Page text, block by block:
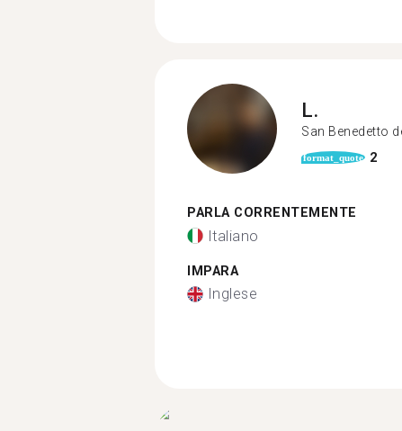
L.
San Benedetto
format_quote 2
PARLA CORRENTEMENTE
Italiano
IMPARA
Inglese